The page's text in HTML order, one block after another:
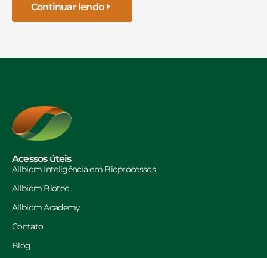
Continuar lendo
Acessos úteis
Allbiom Inteligência em Bioprocessos
Allbiom Biotec
Allbiom Academy
Contato
Blog